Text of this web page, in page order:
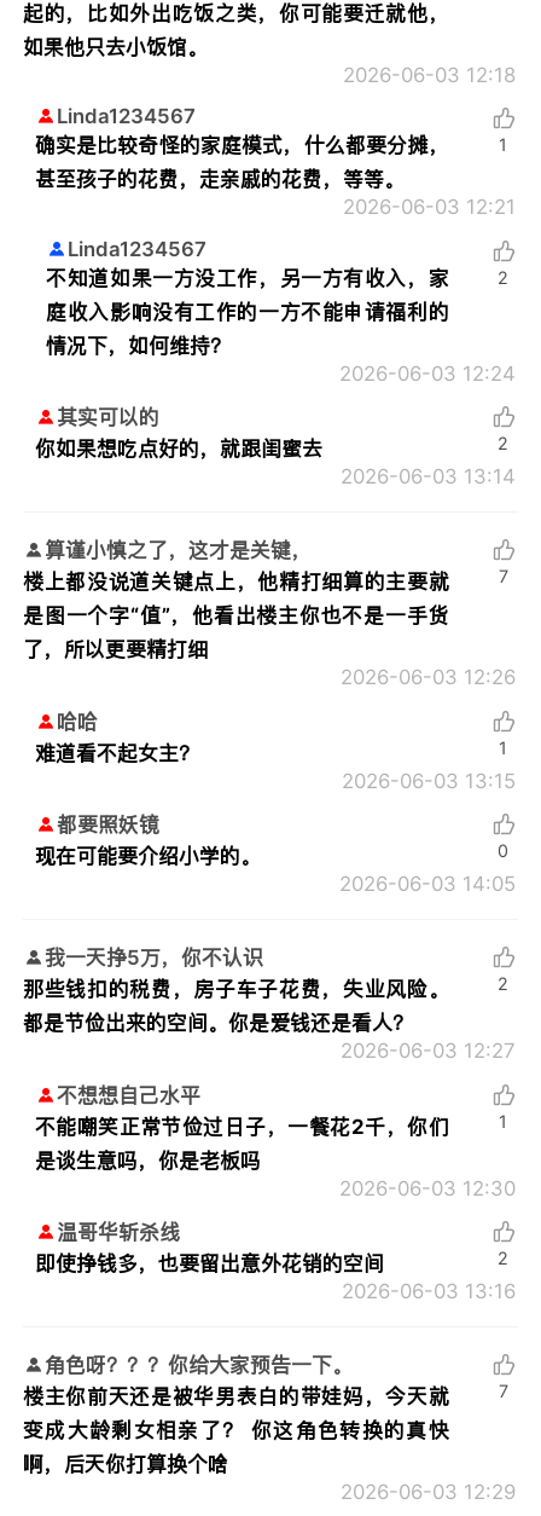
起的，比如外出吃饭之类，你可能要迁就他，
如果他只去小饭馆。
2026-06-03 12:18
Linda1234567
确实是比较奇怪的家庭模式，什么都要分摊，
甚至孩子的花费，走亲戚的花费，等等。
2026-06-03 12:21
1
Linda1234567
不知道如果一方没工作，另一方有收入，家
庭收入影响没有工作的一方不能申请福利的
情况下，如何维持？
2026-06-03 12:24
2
其实可以的
你如果想吃点好的，就跟闺蜜去
2026-06-03 13:14
2
算谨小慎之了，这才是关键，
楼上都没说道关键点上，他精打细算的主要就
是图一个字“值”，他看出楼主你也不是一手货
了，所以更要精打细
2026-06-03 12:26
7
哈哈
难道看不起女主？
2026-06-03 13:15
1
都要照妖镜
现在可能要介绍小学的。
2026-06-03 14:05
0
我一天挣5万，你不认识
那些钱扣的税费，房子车子花费，失业风险。
都是节俭出来的空间。你是爱钱还是看人？
2026-06-03 12:27
2
不想想自己水平
不能嘲笑正常节俭过日子，一餐花2千，你们
是谈生意吗，你是老板吗
2026-06-03 12:30
1
温哥华斩杀线
即使挣钱多，也要留出意外花销的空间
2026-06-03 13:16
2
角色呀？？？你给大家预告一下。
楼主你前天还是被华男表白的带娃妈，今天就
变成大龄剩女相亲了？ 你这角色转换的真快
啊，后天你打算换个啥
2026-06-03 12:29
7